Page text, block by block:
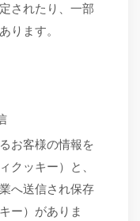
されたり、一部
ります。
お客様の情報を
クッキー）と、
へ送信され保存
ー）がありま